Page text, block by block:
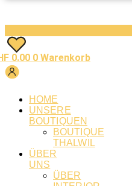
0.00 0 Warenkorb
HOME
UNSERE
BOUTIQUEN
BOUTIQUE
THALWIL
ÜBER
UNS
ÜBER